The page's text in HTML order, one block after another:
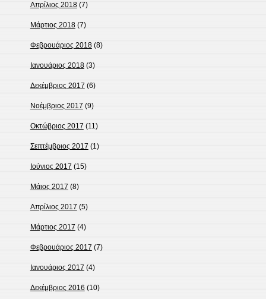
Απρίλιος 2018(7)
Μάρτιος 2018(7)
Φεβρουάριος 2018(8)
Ιανουάριος 2018(3)
Δεκέμβριος 2017 (6)
Νοέμβριος 2017 (9)
Οκτώβριος 2017 (11)
Σεπτέμβριος 2017 (1)
Ιούνιος 2017 (15)
Μάιος 2017 (8)
Απρίλιος 2017 (5)
Μάρτιος 2017 (4)
Φεβρουάριος 2017 (7)
Ιανουάριος 2017 (4)
Δεκέμβριος 2016 (10)